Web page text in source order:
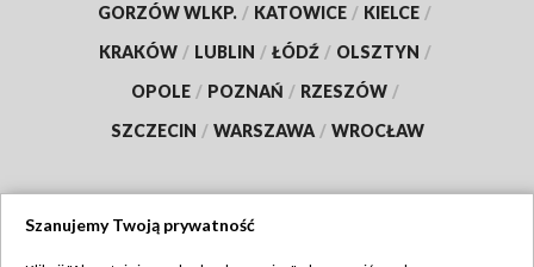
GORZÓW WLKP. / KATOWICE / KIELCE /
KRAKÓW / LUBLIN / ŁÓDŹ / OLSZTYN /
OPOLE / POZNAŃ / RZESZÓW /
SZCZECIN / WARSZAWA / WROCŁAW
Szanujemy Twoją prywatność